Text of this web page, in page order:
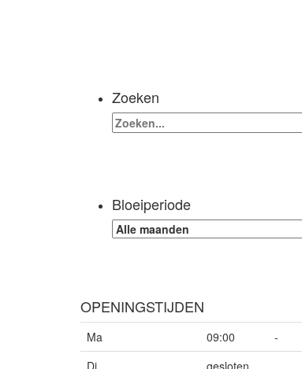
Zoeken
Bloeiperiode
OPENINGSTIJDEN
Ma 09:00 -